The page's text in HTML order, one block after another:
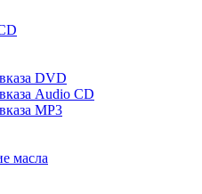
DVD
Audio CD
MP3
масла